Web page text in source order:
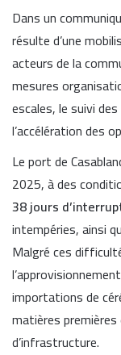
Dans un
résulte d’une
acteurs de la
mesures
escales, le suivi
l’accélération des
Le port de
2025, à des
38 jours
intempéries, ainsi
Malgré ces
importations de
matières
d’infrastructure.